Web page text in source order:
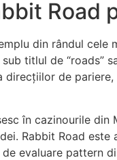
din rândul
titlul de “roads”
direcțiilor de
în cazinourile
Rabbit Road este
evaluare pattern